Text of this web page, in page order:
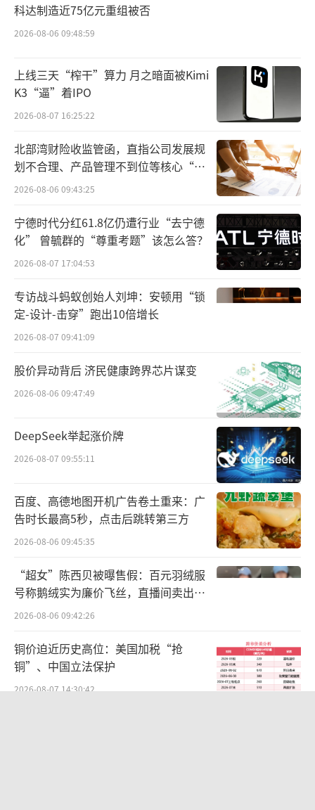
十余条管线之外，鼎成肽源还具有成熟的DC疫
苗、TILs等各类型实体肿瘤细胞治疗产品的开
发经验以及临床研究经验，产品转化成功的机
率更大。
除了技术实力，资金问题也是研发型企业
不能回避的问题。
截至目前，鼎成肽源产品管线均处于临床
净资产也为负值。财务数据显示，2023年以及2
024年上半年，鼎成肽源实现营业收入分别为1
0.33万元、15.39万元，同期净利润分别约为-1.
27亿元、-5335.39万元；截至上半年末，鼎成
肽源所有者权益合计为-3.68亿元。
定程度下滑。
今年前三季度，东北制药实现营收61.34亿
元，同比下降4.22%，同期归母净利润约2.08
亿元，同比下降5.37%，扣非归母净利润1.38
收购完成后，鼎成肽源的财务情况或许会
给东北制药进一步带来压力。
不过，截至第三季度末，东北制药归属于
上市公司股东的所有者权益合计约51.71亿元，
较上年度末增加了3.66%。对于鼎成肽源未来
的研发费用投入，东北制药向投资者表
示，“肯定是要大力支持鼎成肽源进行研发
的”，并且“不会设定具体数字”，而是与市
科达制造近75亿元重组被否
2026-08-06 09:48:59
上线三天“榨干”算力 月之暗面被Kimi
K3“逼”着IPO
2026-08-07 16:25:22
北部湾财险收监管函，直指公司发展规
划不合理、产品管理不到位等核心“痛
点”
2026-08-06 09:43:25
宁德时代分红61.8亿仍遭行业“去宁德
化” 曾毓群的“尊重考题”该怎么答？
2026-08-07 17:04:53
专访战斗蚂蚁创始人刘坤：安顿用“锁
定-设计-击穿”跑出10倍增长
2026-08-07 09:41:09
股价异动背后 济民健康跨界芯片谋变
2026-08-06 09:47:49
DeepSeek举起涨价牌
2026-08-07 09:55:11
百度、高德地图开机广告卷土重来：广
告时长最高5秒，点击后跳转第三方
2026-08-06 09:45:35
“超女”陈西贝被曝售假：百元羽绒服
号称鹅绒实为廉价飞丝，直播间卖出超
百万元
2026-08-06 09:42:26
铜价迫近历史高位：美国加税“抢
铜”、中国立法保护
2026-08-07 14:30:42